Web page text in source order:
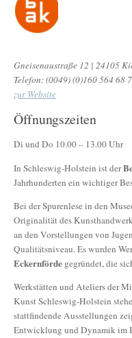
Gneisenaustraße 12 | 24105
Telefon: (0049) (0)160 564 68
zur Website
Öffnungszeiten
Di und Do 10.00 – 13.00 Uhr
In Schleswig-Holstein ist der
Jahrhunderten ein wichtiger
Bei der Spurenlese in den
Originalität des
an den Vorstellungen von
Qualitätsniveau. Es wurden
Eckernförde gegründet, die
Werkstätten und Ateliers der
Kunst Schleswig-Holstein
stattfindende Ausstellungen
Entwicklung und Dynamik im